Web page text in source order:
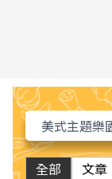
全部 文章